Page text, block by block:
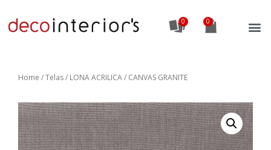
0
Home /Telas/ LONA ACRILICA / CANVAS GRANITE